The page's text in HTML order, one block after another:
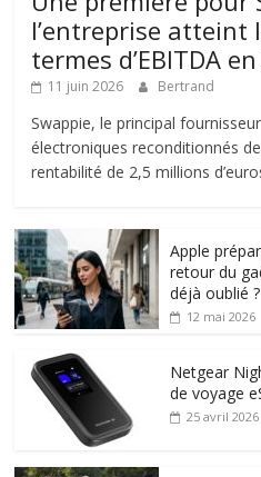
l’entreprise atteint
termes d’EBITDA
11 juin 2026 Bertrand
Swappie, le principal
électroniques reconditionnés
rentabilité de 2,5 millions
Apple
retour du
déjà oublié ?
12 mai 2026
Netgear
de voyage
25 avril 2026